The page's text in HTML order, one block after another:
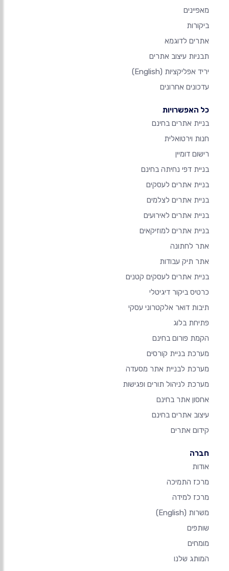
מאפיינים
ביקורות
אתרים לדוגמא
תבניות עיצוב אתרים
יריד אפליקציות (English)
עדכונים אחרונים
כל האפשרויות
בניית אתרים בחינם
חנות וירטואלית
רישום דומיין
בניית דפי נחיתה בחינם
בניית אתרים לעסקים
בניית אתרים לצלמים
בניית אתרים לאירועים
בניית אתרים למוזיקאים
אתר לחתונה
אתר תיק עבודות
בניית אתרים לעסקים קטנים
כרטיס ביקור דיגיטלי
תיבות דואר אלקטרוני עסקי
פתיחת בלוג
הקמת פורום בחינם
מערכת בניית קורסים
מערכת לבניית אתר מסעדה
מערכת לניהול תורים ופגישות
אחסון אתר בחינם
עיצוב אתרים בחינם
קידום אתרים
חברה
אודות
מרכז התמיכה
מרכז למידה
משרות (English)
שותפים
מומחים
המותג שלנו